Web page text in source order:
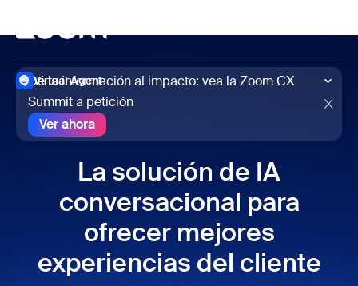
Virtual Agent
Ver ahora
De la información al impacto: vea la Zoom CX
Summit a petición
Ver ahora
La solución de IA
conversacional para
ofrecer mejores
experiencias del cliente